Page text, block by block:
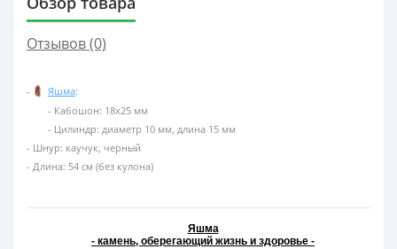
Отзывов (0)
- Яшма:
- Кабошон: 18х25 мм
- Цилиндр: диаметр 10 мм, длина 15 мм
- Шнур: каучук, черный
- Длина: 54 см (без кулона)
Яшма
- камень, оберегающий жизнь и здоровье -